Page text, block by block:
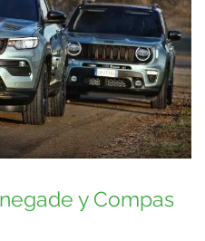
y Compas